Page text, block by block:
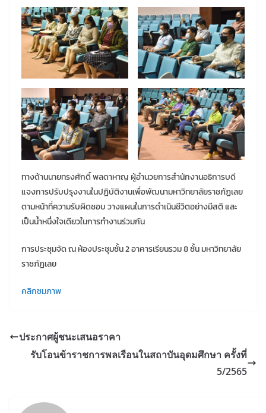
ทางด้านนายทรงศักดิ์ พลดาหาญ ผู้อำนวยการสำนักงานอธิการบดี
แจงการปรับปรุงงานในปฏิบัติงานเพื่อพัฒนามหาวิทยาลัยราชภัฏเลย
ตามหน้าที่ความรับผิดชอบ วางแผนในการดำเนินชีวิตอย่างมีสติ และ
เป็นน้ำหนึ่งใจเดียวในการทำงานร่วมกัน
การประชุมจัด ณ ห้องประชุมชั้น 2 อาคารเรียนรวม 8 ชั้น มหาวิทยาลัย
ราชภัฏเลย
คลิกชมภาพ
ประกาศผู้ชนะเสนอราคา
รับโอนข้าราชการพลเรือนในสถาบันอุดมศึกษา ครั้งที่
5/2565